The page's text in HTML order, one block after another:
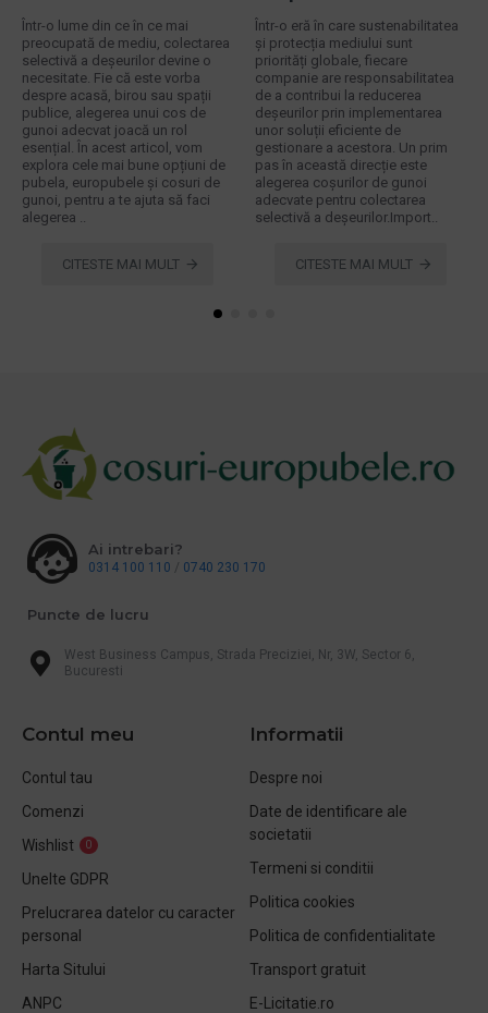
Într-o lume din ce în ce mai
preocupată de mediu, colectarea
selectivă a deșeurilor devine o
necesitate. Fie că este vorba
despre acasă, birou sau spații
publice, alegerea unui cos de
gunoi adecvat joacă un rol
esențial. În acest articol, vom
explora cele mai bune opțiuni de
pubela, europubele și cosuri de
gunoi, pentru a te ajuta să faci
alegerea ..
CITESTE MAI MULT
Într-o eră în care sustenabilitatea
și protecția mediului sunt
priorități globale, fiecare
companie are responsabilitatea
de a contribui la reducerea
deșeurilor prin implementarea
unor soluții eficiente de
gestionare a acestora. Un prim
pas în această direcție este
alegerea coșurilor de gunoi
adecvate pentru colectarea
selectivă a deșeurilor.Import..
CITESTE MAI MULT
Ai intrebari?
0314 100 110 / 0740 230 170
Puncte de lucru
West Business Campus, Strada Preciziei, Nr, 3W, Sector 6,
Bucuresti
Contul meu
Contul tau
Comenzi
Wishlist
0
Unelte GDPR
Prelucrarea datelor cu caracter
personal
Harta Sitului
ANPC
Informatii
Despre noi
Date de identificare ale
societatii
Termeni si conditii
Politica cookies
Politica de confidentialitate
Transport gratuit
E-Licitatie.ro